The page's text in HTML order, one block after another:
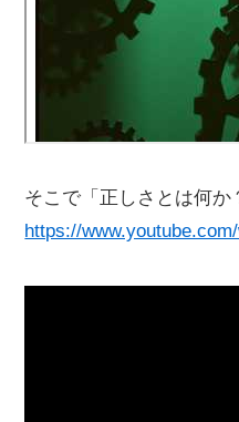
そこで「正しさとは何か
https://